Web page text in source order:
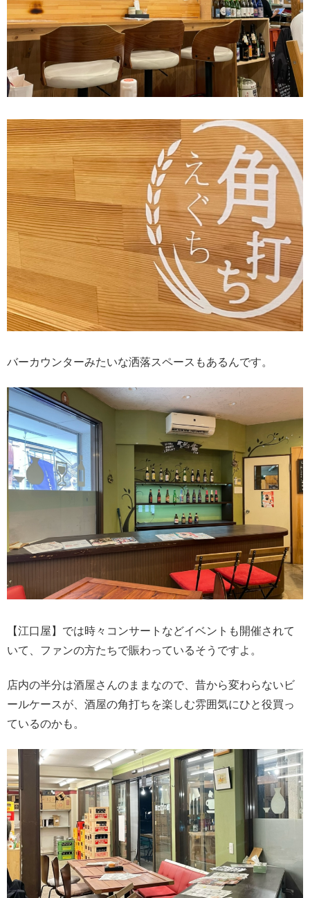
バーカウンターみたいな洒落スペースもあるんです。
【江口屋】では時々コンサートなどイベントも開催されて
いて、ファンの方たちで賑わっているそうですよ。
店内の半分は酒屋さんのままなので、昔から変わらないビ
ールケースが、酒屋の角打ちを楽しむ雰囲気にひと役買っ
ているのかも。